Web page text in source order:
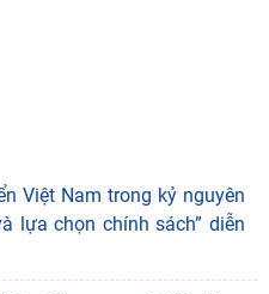
Việt Nam trong kỷ nguyên
lựa chọn chính sách” diễn